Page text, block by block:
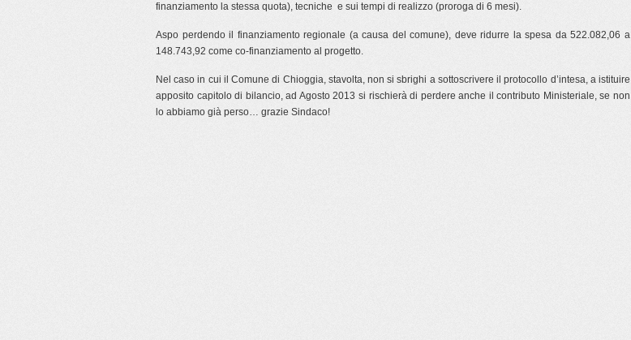
finanziamento la stessa quota), tecniche e sui tempi di realizzo (proroga di 6 mesi).
Aspo perdendo il finanziamento regionale (a causa del comune), deve ridurre la spesa da 522.082,06 a
148.743,92 come co-finanziamento al progetto.
Nel caso in cui il Comune di Chioggia, stavolta, non si sbrighi a sottoscrivere il protocollo d’intesa, a istituire
apposito capitolo di bilancio, ad Agosto 2013 si rischierà di perdere anche il contributo Ministeriale, se non
lo abbiamo già perso… grazie Sindaco!